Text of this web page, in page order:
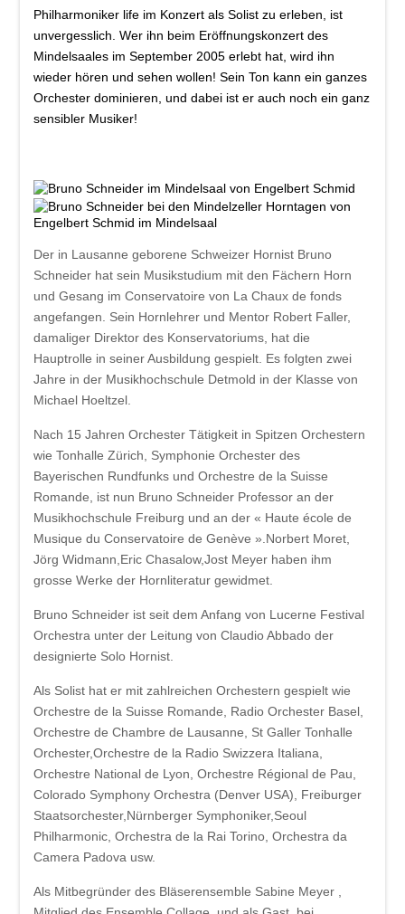
Philharmoniker life im Konzert als Solist zu erleben, ist
unvergesslich. Wer ihn beim Eröffnungskonzert des
Mindelsaales im September 2005 erlebt hat, wird ihn
wieder hören und sehen wollen! Sein Ton kann ein ganzes
Orchester dominieren, und dabei ist er auch noch ein ganz
sensibler Musiker!
Der in Lausanne geborene Schweizer Hornist Bruno
Schneiderhat sein Musikstudium mit den Fächern Horn
und Gesang im Conservatoire von La Chaux de fonds
angefangen. Sein Hornlehrer und Mentor Robert Faller,
damaliger Direktor des Konservatoriums, hat die
Hauptrolle in seiner Ausbildung gespielt. Es folgten zwei
Jahre in der Musikhochschule Detmold in der Klasse von
Michael Hoeltzel.
Nach 15 Jahren Orchester Tätigkeit in Spitzen Orchestern
wie Tonhalle Zürich, Symphonie Orchester des
Bayerischen Rundfunks und Orchestre de la Suisse
Romande, ist nun Bruno Schneider Professor an der
Musikhochschule Freiburg und an der « Haute école de
Musique du Conservatoire de Genève ».Norbert Moret,
Jörg Widmann,Eric Chasalow,Jost Meyer haben ihm
grosse Werke der Hornliteratur gewidmet.
Bruno Schneider ist seit dem Anfang von Lucerne Festival
Orchestra unter der Leitung von Claudio Abbado der
designierte Solo Hornist.
Als Solist hat er mit zahlreichen Orchestern gespielt wie
Orchestre de la Suisse Romande, Radio Orchester Basel,
Orchestre de Chambre de Lausanne, St Galler Tonhalle
Orchester,Orchestre de la Radio Swizzera Italiana,
Orchestre National de Lyon, Orchestre Régional de Pau,
Colorado Symphony Orchestra (Denver USA), Freiburger
Staatsorchester,Nürnberger Symphoniker,Seoul
Philharmonic, Orchestra de la Rai Torino, Orchestra da
Camera Padova usw.
Als Mitbegründer des Bläserensemble Sabine Meyer ,